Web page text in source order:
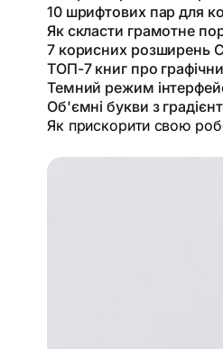
10 шрифтових пар для
Як скласти грамотне
7 корисних розширень
ТОП-7 книг про
Темний режим
Об'ємні букви з
Як прискорити свою